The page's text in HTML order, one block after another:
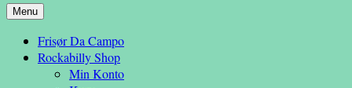
Da Campo
– en anderledes frisøroplevelse
Menu Hop
indhold
Frisør Da Campo
Rockabilly Shop
Min Konto